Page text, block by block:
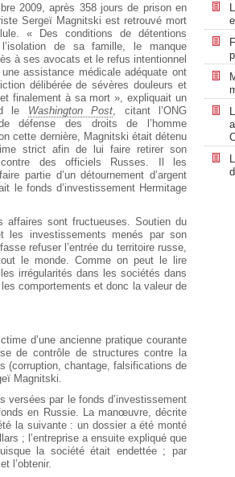
2009, après 358 jours de prison en
Sergeï Magnitski est retrouvé mort
« Des conditions de détentions
l’isolation de sa famille, le manque
à ses avocats et le refus intentionnel
assistance médicale adéquate ont
délibérée de sévères douleurs et
finalement à sa mort », expliquait un
le Washington Post , citant l’ONG
défense des droits de l’homme
cette dernière, Magnitski était détenu
strict afin de lui faire retirer son
contre des officiels Russes. Il les
partie d’un détournement d’argent
le fonds d’investissement Hermitage
sont fructueuses. Soutien du
les investissements menés par son
refuser l’entrée du territoire russe,
le monde. Comme on peut le lire
irrégularités dans les sociétés dans
comportements et donc la valeur de
d’une ancienne pratique courante
de contrôle de structures contre la
(corruption, chantage, falsifications de
Magnitski.
versées par le fonds d’investissement
en Russie. La manœuvre, décrite
la suivante : un dossier a été monté
; l’entreprise a ensuite expliqué que
la société était endettée ; par
l’obtenir.